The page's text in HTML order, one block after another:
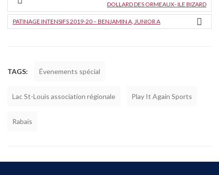
DOLLARD DES ORMEAUX- ILE BIZARD
PATINAGE INTENSIFS 2019-20 – BENJAMIN A, JUNIOR A
TAGS: Évenements spécial
Lac St-Louis association régionale Play It Again Sports
Rabais